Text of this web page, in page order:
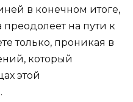
в конечном итоге,
на пути к
только, проникая в
который
этой